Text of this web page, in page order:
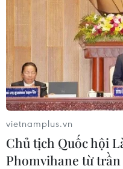
Động lực mới cho hợp
mại Việt Nam-Australia
08/08/2026 12:20
Mỹ chi hơn 2 tỷ USD
pin và khoáng sản nội
08/08/2026 08:16
vietnamplus.vn
Chủ tịch Quốc hội
Phomvihane từ trần